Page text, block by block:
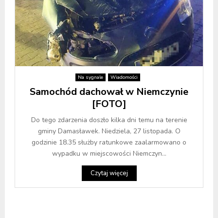
Na sygnale Wiadomości
Samochód dachował w Niemczynie
[FOTO]
Do tego zdarzenia doszło kilka dni temu na terenie
gminy Damasławek. Niedziela, 27 listopada. O
godzinie 18.35 służby ratunkowe zaalarmowano o
wypadku w miejscowości Niemczyn...
Czytaj więcej